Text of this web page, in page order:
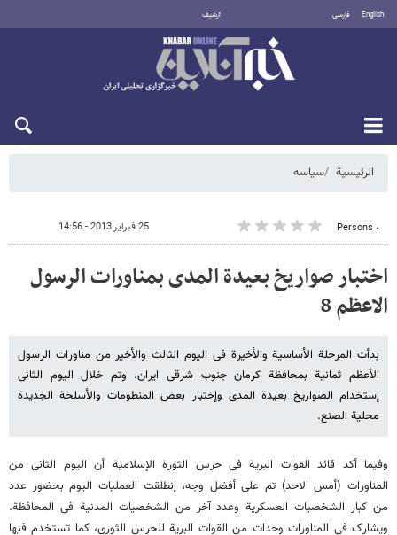
English فارسی أرشيف
الرئيسية سیاسه
٠ Persons 25 فبراير 2013 - 14:56
اختبار صواریخ بعیدة المدى بمناورات الرسول
الاعظم 8
بدأت المرحلة الأساسیة والأخیرة فی الیوم الثالث والأخیر من مناورات الرسول
الأعظم ثمانیة بمحافظة کرمان جنوب شرقی ایران. وتم خلال الیوم الثانی
إستخدام الصواریخ بعیدة المدى وإختبار بعض المنظومات والأسلحة الجدیدة
محلیة الصنع.
وفیما أکد قائد القوات البریة فی حرس الثورة الإسلامیة أن الیوم الثانی من
المناورات (أمس الاحد) تم على أفضل وجه، إنطلقت العملیات الیوم بحضور عدد
من کبار الشخصیات العسکریة وعدد آخر من الشخصیات المدنیة فی المحافظة.
ویشارک فی المناورات وحدات من القوات البریة للحرس الثوری، کما تستخدم فیها